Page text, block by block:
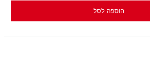
הוספה לסל